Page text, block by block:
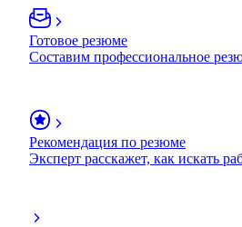
Готовое резюме
Составим профессиональное
Рекомендация по резюме
Эксперт расскажет, как искать